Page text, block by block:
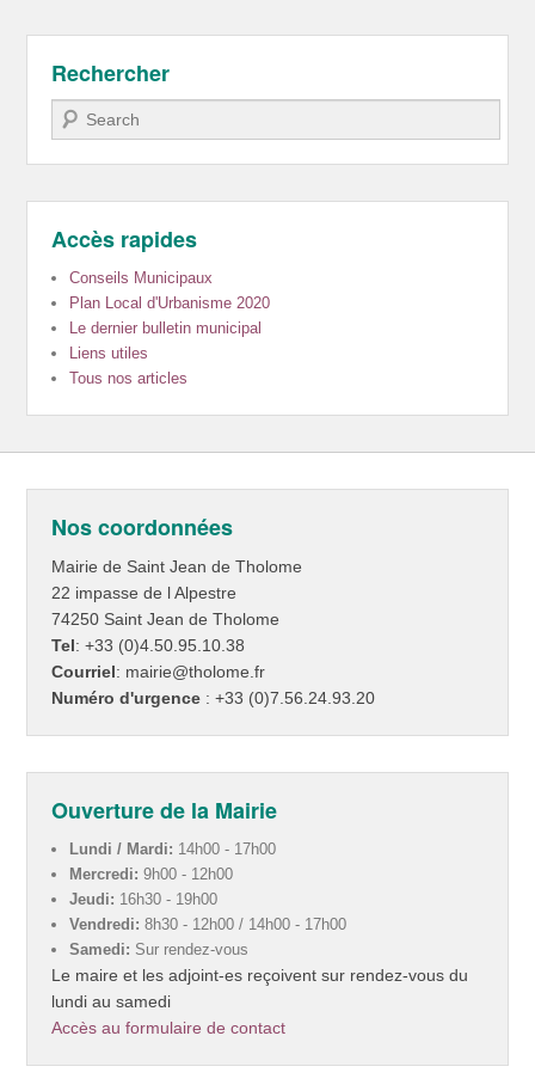
Rechercher
Recherche
Accès rapides
Conseils Municipaux
Plan Local d'Urbanisme 2020
Le dernier bulletin municipal
Liens utiles
Tous nos articles
Nos coordonnées
Mairie de Saint Jean de Tholome
22 impasse de l Alpestre
74250 Saint Jean de Tholome
Tel: +33 (0)4.50.95.10.38
Courriel: mairie@tholome.fr
Numéro d'urgence : +33 (0)7.56.24.93.20
Ouverture de la Mairie
Lundi / Mardi: 14h00 - 17h00
Mercredi: 9h00 - 12h00
Jeudi: 16h30 - 19h00
Vendredi: 8h30 - 12h00 / 14h00 - 17h00
Samedi: Sur rendez-vous
Le maire et les adjoint-es reçoivent sur rendez-vous du
lundi au samedi
Accès au formulaire de contact